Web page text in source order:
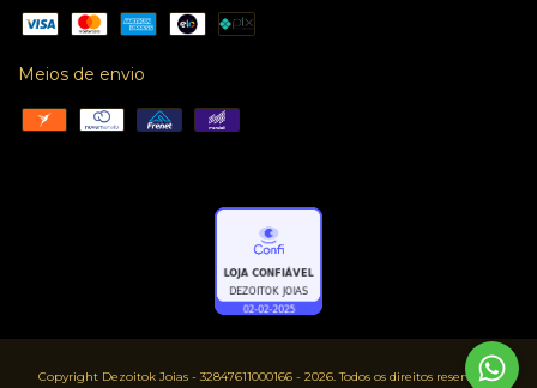
Meios de envio
Copyright Dezoitok Joias - 32847611000166 - 2026. Todos os direitos reservados.